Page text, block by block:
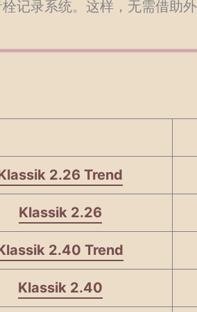
记录系统。这样，无需借助
2.26 Trend
Klassik 2.26
2.40 Trend
Klassik 2.40